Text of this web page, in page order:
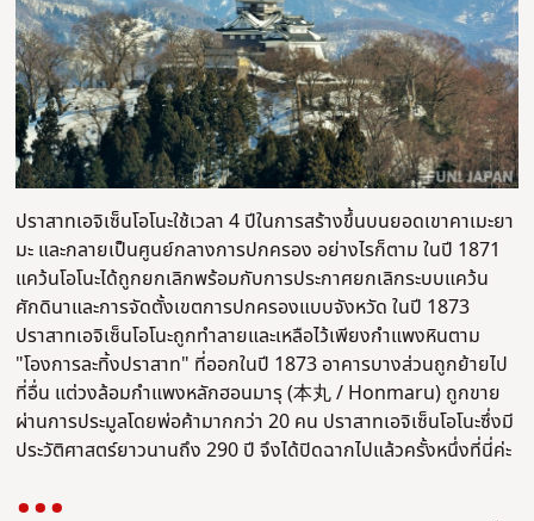
ปราสาทเอจิเซ็นโอโนะใช้เวลา 4 ปีในการสร้างขึ้นบนยอดเขาคาเมะยา
มะ และกลายเป็นศูนย์กลางการปกครอง อย่างไรก็ตาม ในปี 1871
แคว้นโอโนะได้ถูกยกเลิกพร้อมกับการประกาศยกเลิกระบบแคว้น
ศักดินาและการจัดตั้งเขตการปกครองแบบจังหวัด ในปี 1873
ปราสาทเอจิเซ็นโอโนะถูกทำลายและเหลือไว้เพียงกำแพงหินตาม
"โองการละทิ้งปราสาท" ที่ออกในปี 1873 อาคารบางส่วนถูกย้ายไป
ที่อื่น แต่วงล้อมกำแพงหลักฮอนมารุ (本丸 / Honmaru) ถูกขาย
ผ่านการประมูลโดยพ่อค้ามากกว่า 20 คน ปราสาทเอจิเซ็นโอโนะซึ่งมี
ประวัติศาสตร์ยาวนานถึง 290 ปี จึงได้ปิดฉากไปแล้วครั้งหนึ่งที่นี่ค่ะ